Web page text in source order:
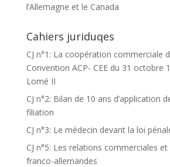
l’Allemagne et le Canada
Cahiers juriduqes
CJ n°1: La coopération commerciale
Convention ACP- CEE du 31 octobre
Lomé II
CJ n°2: Bilan de 10 ans d’application
filiation
CJ n°3: Le médecin devant la loi
CJ n°5: Les relations commerciales
franco-allemandes